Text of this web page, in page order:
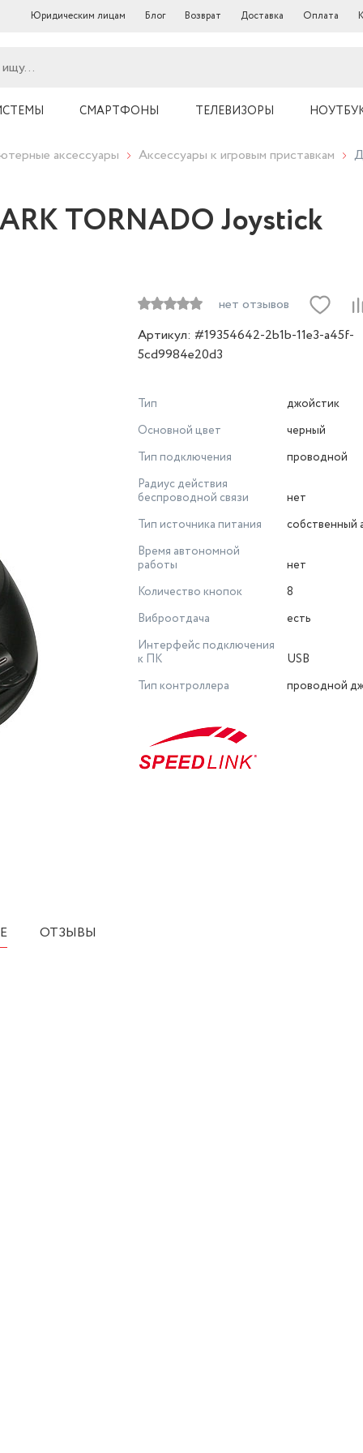
Юридическим лицам Блог Возврат Доставка Оплата
СМАРТФОНЫ ТЕЛЕВИЗОРЫ
аксессуары Аксессуары к игровым приставкам
TORNADO Joystick
нет отзывов
Артикул: #19354642-2b1b-11e3-a45f-
5cd9984e20d3
Тип
джойстик
Основной цвет
черный
Тип подключения
проводной
Радиус действия
беспроводной связи
нет
Тип источника питания
собственный
Время автономной
работы
нет
Количество кнопок
8
Виброотдача
есть
Интерфейс подключения
к ПК
USB
Тип контроллера
проводной
ОТЗЫВЫ